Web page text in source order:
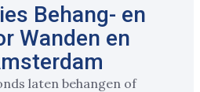
Behang- en
Wanden en
laten behangen of